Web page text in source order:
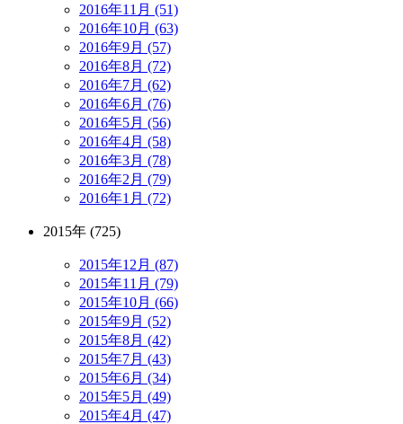
2016年11月 (51)
2016年10月 (63)
2016年9月 (57)
2016年8月 (72)
2016年7月 (62)
2016年6月 (76)
2016年5月 (56)
2016年4月 (58)
2016年3月 (78)
2016年2月 (79)
2016年1月 (72)
2015年 (725)
2015年12月 (87)
2015年11月 (79)
2015年10月 (66)
2015年9月 (52)
2015年8月 (42)
2015年7月 (43)
2015年6月 (34)
2015年5月 (49)
2015年4月 (47)